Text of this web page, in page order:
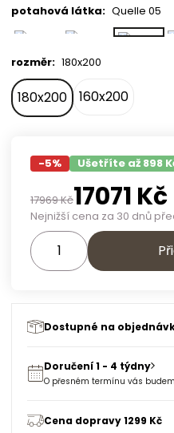
potahová látka: Quelle 05
rozměr: 180x200
180x200 160x200
-5% Ušetříte až 898
17969Kč17071 Kč
Nejnižší cena za 30 dnů
Dostupné na
Doručení 1 - 4 týdny
O přesném termínu vás
Cena dopravy 1299 Kč